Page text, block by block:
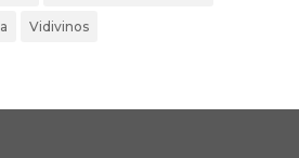
Vidivinos